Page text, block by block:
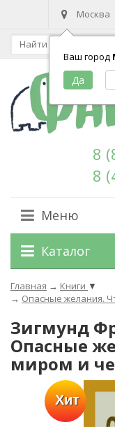
Москва
Ваш город
8
8
Меню
Каталог
Главная → Книги ▼
→ Опасные желания.
Зигмунд
Опасные
миром и
Хит